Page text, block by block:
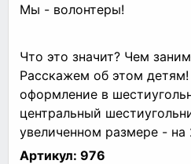
Мы - волонтеры!
Что это значит? Чем
Расскажем об этом
оформление в
центральный
увеличенном размере - на
Артикул: 976